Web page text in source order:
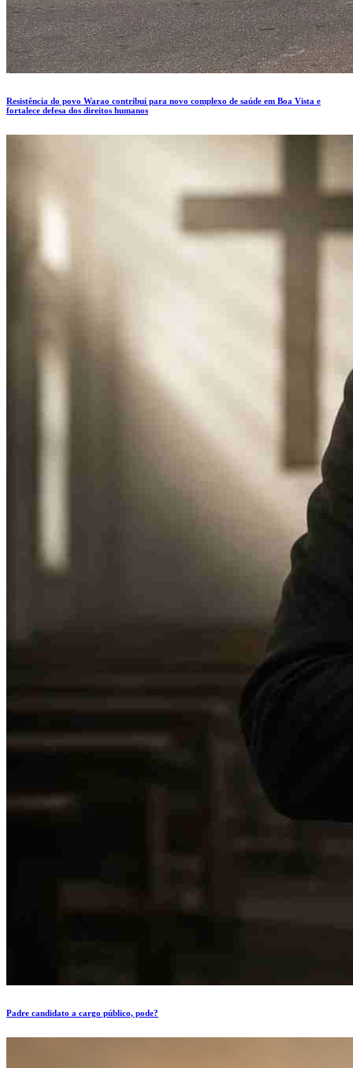
Resistência do povo Warao contribui para novo complexo de saúde em Boa Vista e
fortalece defesa dos direitos humanos
Padre candidato a cargo público, pode?